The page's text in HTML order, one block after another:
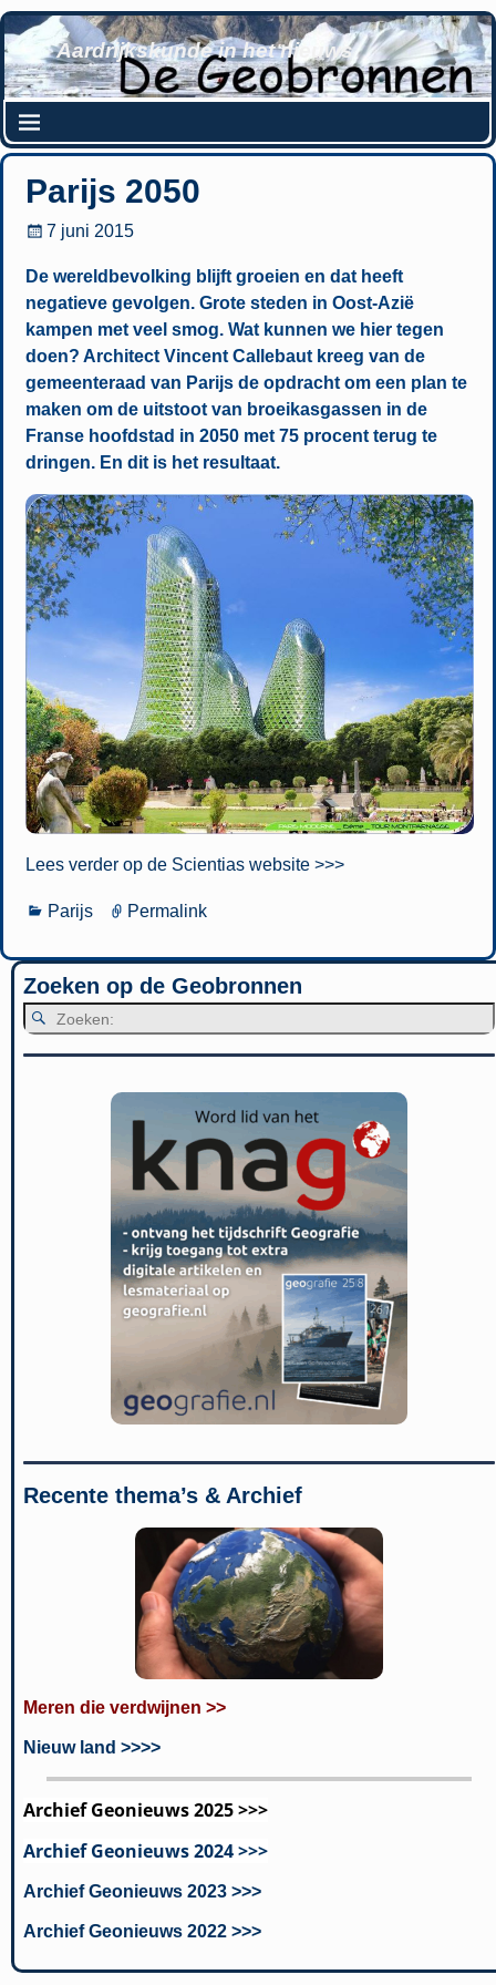
Aardrijkskunde in het nieuws
Parijs 2050
7 juni 2015
De wereldbevolking blijft groeien en dat heeft
negatieve gevolgen. Grote steden in Oost-Azië
kampen met veel smog. Wat kunnen we hier tegen
doen? Architect Vincent Callebaut kreeg van de
gemeenteraad van Parijs de opdracht om een plan te
maken om de uitstoot van broeikasgassen in de
Franse hoofdstad in 2050 met 75 procent terug te
dringen. En dit is het resultaat.
Lees verder op de Scientias website >>>
Parijs Permalink
Zoeken op de Geobronnen
Recente thema’s & Archief
Meren die verdwijnen >>
Nieuw land >>>>
Archief Geonieuws 2025 >>>
Archief Geonieuws 2024 >>>
Archief Geonieuws 2023 >>>
Archief Geonieuws 2022 >>>